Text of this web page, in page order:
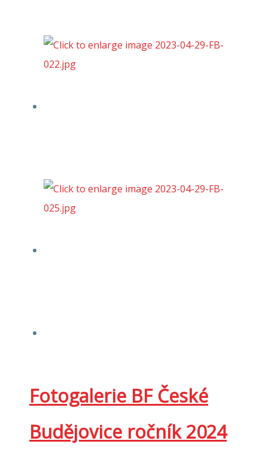
Fotogalerie BF České
Budějovice ročník 2024